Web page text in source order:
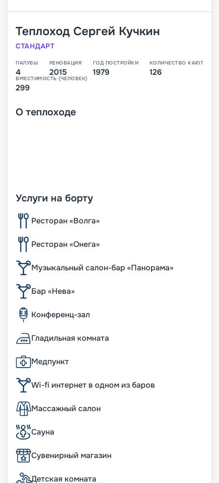
Теплоход Сергей Кучкин
СТАНДАРТ
ПАЛУБЫ
4
РЕНОВАЦИЯ
2015
ГОД ПОСТРОЙКИ
1979
КОЛИЧЕСТВО КАЮТ
126
ВМЕСТИМОСТЬ (ЧЕЛОВЕК)
299
О теплоходе
Услуги на борту
Ресторан «Волга»
Ресторан «Онега»
Музыкальный салон-бар «Панорама»
Бар «Нева»
Конференц-зал
Гладильная комната
Медпункт
Wi-fi интернет в одном из баров
Массажный салон
Сауна
Сувенирный магазин
Детская комната